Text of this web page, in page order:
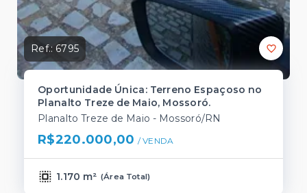
Ref.: 6795
Oportunidade Única: Terreno Espaçoso no
Planalto Treze de Maio, Mossoró.
Planalto Treze de Maio - Mossoró/RN
R$220.000,00 / VENDA
1.170 m² (Área Total)